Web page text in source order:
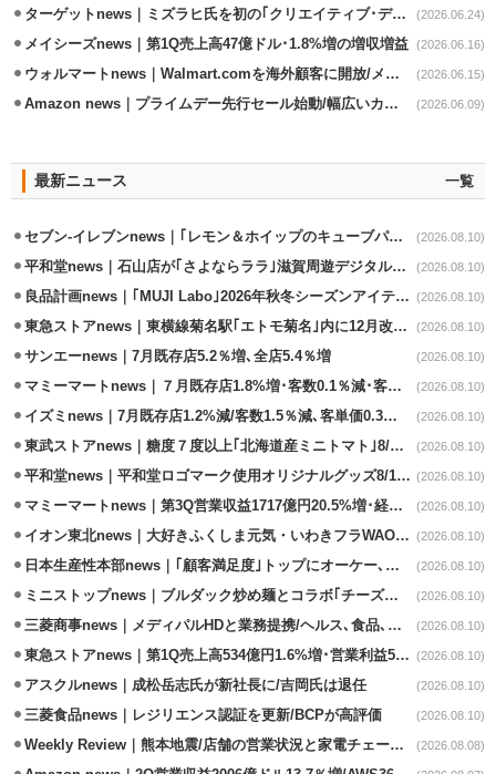
ターゲットnews｜ミズラヒ氏を初の｢クリエイティブ･ディレクター｣に起用 (2026.06.24)
メイシーズnews｜第1Q売上高47億ドル･1.8%増の増収増益 (2026.06.16)
ウォルマートnews｜Walmart.comを海外顧客に開放/メキシコへ配送開始 (2026.06.15)
Amazon news｜プライムデー先行セール始動/幅広いカテゴリーで割引き (2026.06.09)
最新ニュース 一覧
セブン-イレブンnews｜｢レモン＆ホイップのキューブパン｣8/11発売 (2026.08.10)
平和堂news｜石山店が｢さよならララ｣滋賀周遊デジタルラリースポットに選定 (2026.08.10)
良品計画news｜｢MUJI Labo｣2026年秋冬シーズンアイテム発売 (2026.08.10)
東急ストアnews｜東横線菊名駅｢エトモ菊名｣内に12月改装オープン (2026.08.10)
サンエーnews｜7月既存店5.2％増､全店5.4％増 (2026.08.10)
マミーマートnews｜７月既存店1.8%増･客数0.1％減･客単価1.9％増 (2026.08.10)
イズミnews｜7月既存店1.2%減/客数1.5％減､客単価0.3％増 (2026.08.10)
東武ストアnews｜糖度７度以上｢北海道産ミニトマト｣8/11販売 (2026.08.10)
平和堂news｜平和堂ロゴマーク使用オリジナルグッズ8/10販売開始 (2026.08.10)
マミーマートnews｜第3Q営業収益1717億円20.5%増･経常利益3.6%増 (2026.08.10)
イオン東北news｜大好きふくしま元気・いわきフラWAONの利用金額一部寄付 (2026.08.10)
日本生産性本部news｜｢顧客満足度｣トップにオーケー､コスモス薬品など選出 (2026.08.10)
ミニストップnews｜ブルダック炒め麺とコラボ｢チーズハットグ｣8/7発売 (2026.08.10)
三菱商事news｜メディパルHDと業務提携/ヘルス､食品､日用品で協業 (2026.08.10)
東急ストアnews｜第1Q売上高534億円1.6%増･営業利益5億円13.3%減 (2026.08.10)
アスクルnews｜成松岳志氏が新社長に/吉岡氏は退任 (2026.08.10)
三菱食品news｜レジリエンス認証を更新/BCPが高評価 (2026.08.10)
Weekly Review｜熊本地震/店舗の営業状況と家電チェーンの支援策 (2026.08.08)